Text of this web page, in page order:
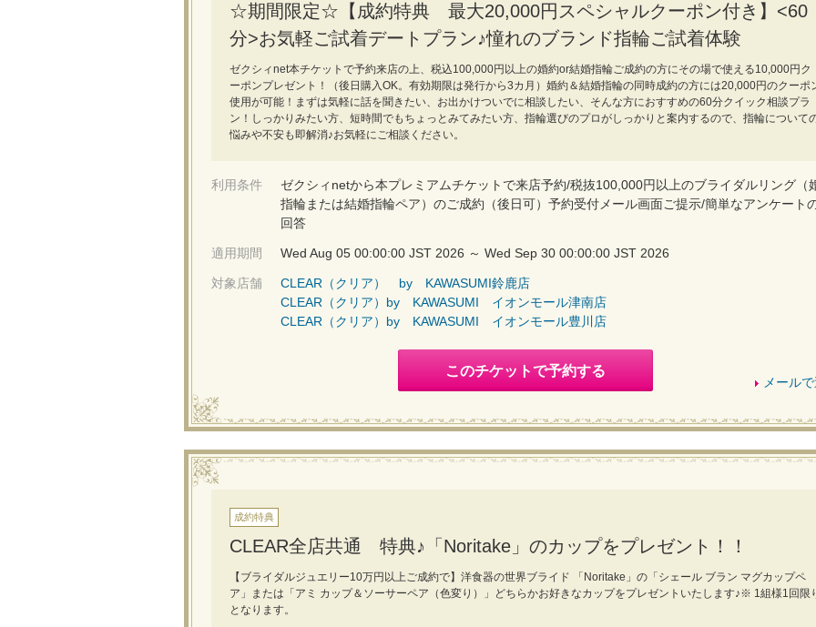
☆期間限定☆【成約特典 最大20,000円スペシャルクーポン付き】<60
分>お気軽ご試着デートプラン♪憧れのブランド指輪ご試着体験
ゼクシィnet本チケットで予約来店の上、税込100,000円以上の婚約or結婚指輪ご成約の方にその場で使える10,000円ク
ーポンプレゼント！（後日購入OK。有効期限は発行から3カ月）婚約＆結婚指輪の同時成約の方には20,000円のクーポ
使用が可能！まずは気軽に話を聞きたい、お出かけついでに相談したい、そんな方におすすめの60分クイック相談プラ
ン！しっかりみたい方、短時間でもちょっとみてみたい方、指輪選びのプロがしっかりと案内するので、指輪について
悩みや不安も即解消♪お気軽にご相談ください。
利用条件
ゼクシィnetから本プレミアムチケットで来店予約/税抜100,000円以上のブライダルリング（
指輪または結婚指輪ペア）のご成約（後日可）予約受付メール画面ご提示/簡単なアンケート
回答
適用期間 Wed Aug 05 00:00:00 JST 2026 ～ Wed Sep 30 00:00:00 JST 2026
対象店舗
CLEAR（クリア） by KAWASUMI鈴鹿店
CLEAR（クリア）by KAWASUMI イオンモール津南店
CLEAR（クリア）by KAWASUMI イオンモール豊川店
このチケットで予約する
メール
成約特典
CLEAR全店共通 特典♪「Noritake」のカップをプレゼント！！
【ブライダルジュエリー10万円以上ご成約で】洋食器の世界ブライド 「Noritake」の「シェール ブラン マグカップペ
ア」または「アミ カップ＆ソーサーペア（色変り）」どちらかお好きなカップをプレゼントいたします♪※ 1組様1回限
となります。